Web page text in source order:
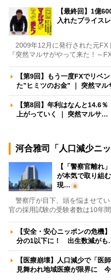
【最終回】1億
入れたプライス
2009年12月に発行された元FX
『突然マルサがやって来た！～
【第9回】もう一度FXでリベ
た”ヒミツのお金” ｜ 突然マ
【第8回】年利はなんと14.6
上がっていく ｜ 突然マルサ…
河合雅司「人口減少ニッ
【「警察官離れ
が本気で取り組
現…
警察庁が目下、頭を悩ませて
官の採用試験の受験者数は10年
【安全・安心ニッポンの危機
分の1以下に！ 出生数減が
【医療崩壊】人口減少で「医
見舞われ地域医療が限界に